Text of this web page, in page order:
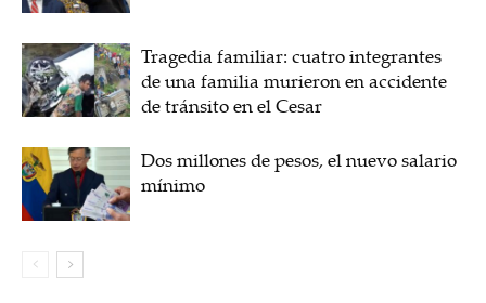
Tragedia familiar: cuatro integrantes
de una familia murieron en accidente
de tránsito en el Cesar
Dos millones de pesos, el nuevo salario
mínimo